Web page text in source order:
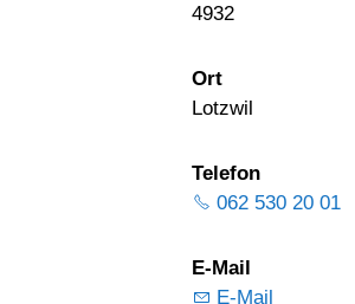
4932
Ort
Lotzwil
Telefon
062 530 20 01
E-Mail
E-Mail